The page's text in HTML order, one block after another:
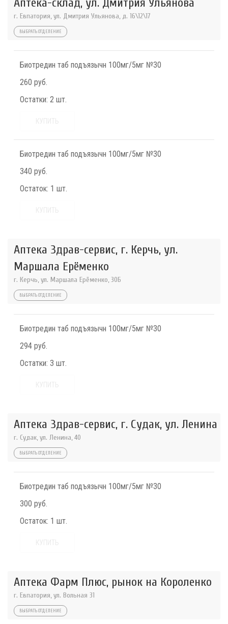
Аптека-склад, ул. Дмитрия Ульянова
г. Евпатория, ул. Дмитрия Ульянова, д. 16\12\17
ВЫБРАТЬ ОТДЕЛЕНИЕ
Биотредин таб подъязычн 100мг/5мг №30
260 руб.
Остатки: 2 шт.
Биотредин таб подъязычн 100мг/5мг №30
340 руб.
Остаток: 1 шт.
Аптека Здрав-сервис, г. Керчь, ул.
Маршала Ерёменко
г. Керчь, ул. Маршала Ерёменко, 30Б
ВЫБРАТЬ ОТДЕЛЕНИЕ
Биотредин таб подъязычн 100мг/5мг №30
294 руб.
Остатки: 3 шт.
Аптека Здрав-сервис, г. Судак, ул. Ленина
г. Судак, ул. Ленина, 40
ВЫБРАТЬ ОТДЕЛЕНИЕ
Биотредин таб подъязычн 100мг/5мг №30
300 руб.
Остаток: 1 шт.
Аптека Фарм Плюс, рынок на Короленко
г. Евпатория, ул. Вольная 31
ВЫБРАТЬ ОТДЕЛЕНИЕ